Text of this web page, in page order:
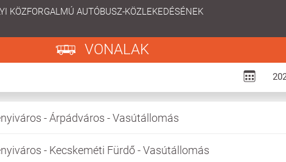
KÖZFORGALMÚ AUTÓBUSZ-KÖZLEKEDÉSÉNEK
VONALAK
- Árpádváros - Vasútállomás
- Kecskeméti Fürdő - Vasútállomás